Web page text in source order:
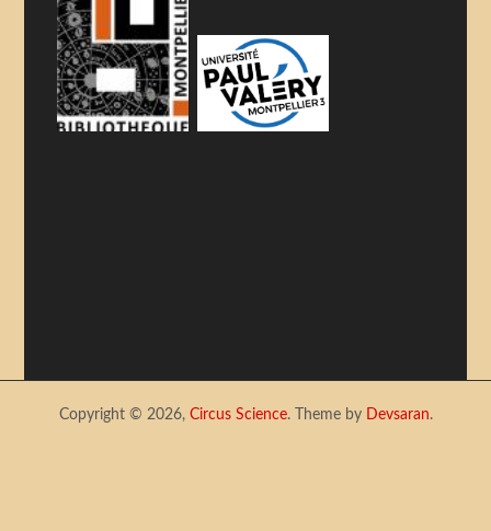
Copyright © 2026, Circus Science. Theme by Devsaran.